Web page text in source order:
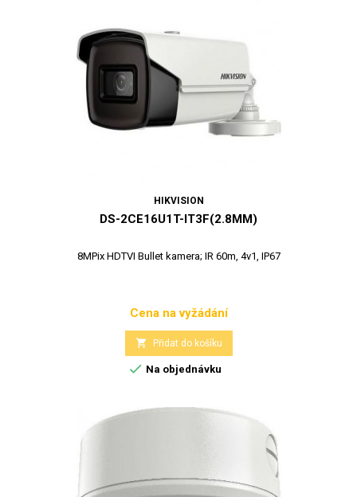
HIKVISION
DS-2CE16U1T-IT3F(2.8MM)
8MPix HDTVI Bullet kamera; IR 60m, 4v1, IP67
Cena
Cena na vyžádání
 Přidat do košíku
 Na objednávku